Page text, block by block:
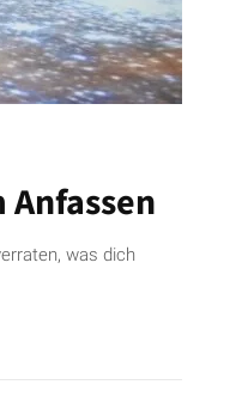
was dich